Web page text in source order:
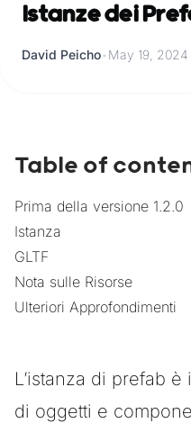
Istanze dei
David Peicho• May 19, 2024
L’istanza di prefab
di oggetti e
Table of
Prima della versione 1.2.0
Istanza
GLTF
Nota sulle Risorse
Ulteriori Approfondimenti